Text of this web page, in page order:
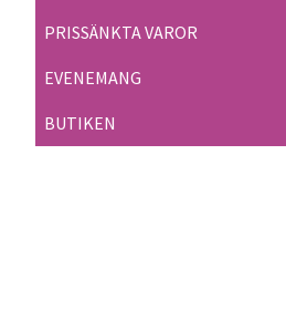
PRISSÄNKTA VAROR
EVENEMANG
BUTIKEN